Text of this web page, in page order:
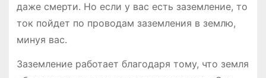
даже смерти. Но если у вас есть заземление, то
ток пойдет по проводам заземления в землю,
минуя вас.
Заземление работает благодаря тому, что земля